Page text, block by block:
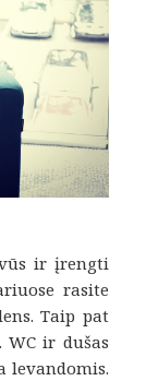
ir įrengti
rasite
Taip pat
ir dušas
levandomis.